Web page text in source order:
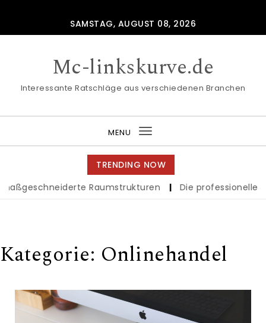
SAMSTAG, AUGUST 08, 2026
Mc-linkskurve.de
Interessante Ratschläge aus verschiedenen Branchen
MENU
Toggle
navigation
TRENDING NOW
Raumstrukturen | Die professionelle
Kategorie: Onlinehandel